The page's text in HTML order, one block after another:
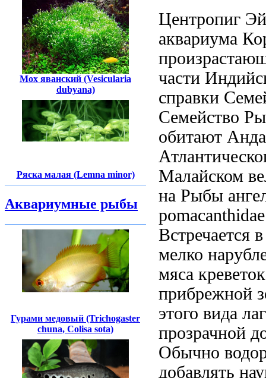
Мох яванский (Vesicularia
dubyana)
Ряска малая (Lemna minor)
Аквариумные рыбы
Гурами медовый (Trichogaster
chuna, Colisa sota)
Центропиг
аквариума
части
справки
Семейство
обитают
Малайском
на Рыбы
Встречается
мелко
мяса креветок
прибрежной
этого вида
прозрачной
Обычно
добавлять